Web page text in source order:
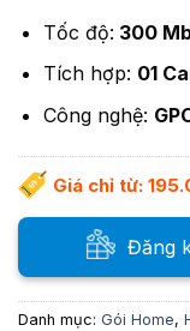
Tốc độ: 300
Tích hợp: 01
Công nghệ:
Giá chỉ từ:
Đăng
Danh mục: Gói Home,